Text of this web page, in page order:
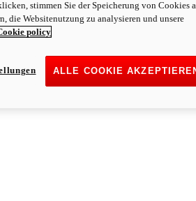
stimmen Sie der Speicherung von Cookies
die Websitenutzung zu analysieren und unsere
policy
ALLE COOKIE